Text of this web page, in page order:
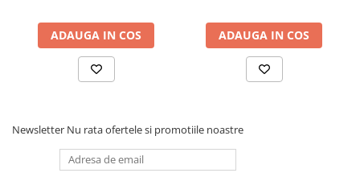
ADAUGA IN COS ADAUGA IN COS
Newsletter Nu rata ofertele si promotiile noastre